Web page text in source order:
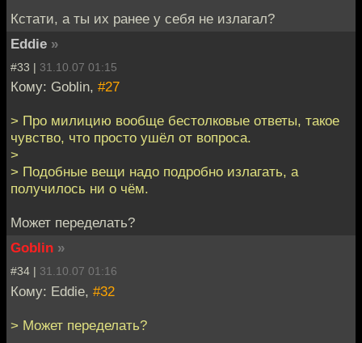
Кстати, а ты их ранее у себя не излагал?
Eddie »
#33 | 31.10.07 01:15
Кому: Goblin, #27
> Про милицию вообще бестолковые ответы, такое
чувство, что просто ушёл от вопроса.
>
> Подобные вещи надо подробно излагать, а
получилось ни о чём.
Может переделать?
Goblin »
#34 | 31.10.07 01:16
Кому: Eddie, #32
> Может переделать?